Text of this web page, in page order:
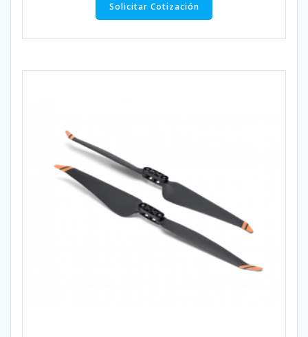
Solicitar Cotización